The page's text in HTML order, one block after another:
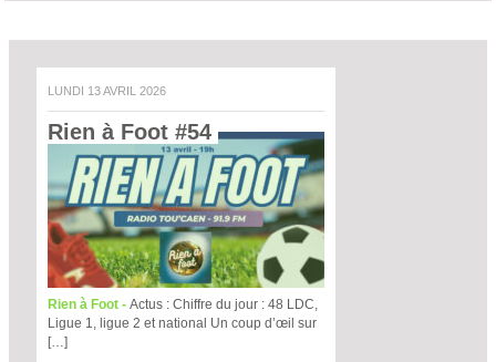
LUNDI 13 AVRIL 2026
Rien à Foot #54
Rien à Foot - Actus : Chiffre du jour : 48 LDC,
Ligue 1, ligue 2 et national Un coup d’œil sur
[…]